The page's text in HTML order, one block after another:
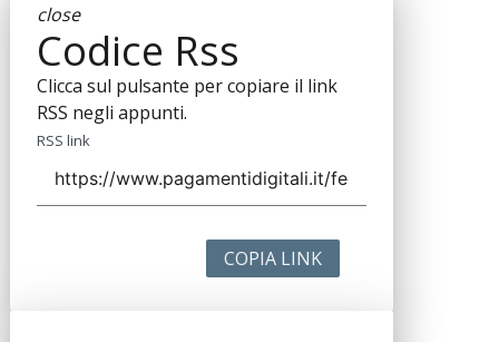
close
Codice Rss
Clicca sul pulsante per copiare il link
RSS negli appunti.
RSS link
COPIA LINK